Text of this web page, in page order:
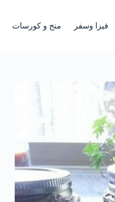
فيزا وسفر منح و كورسات